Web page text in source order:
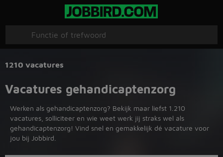
1210 vacatures
Vacatures gehandicaptenzorg
Werken als gehandicaptenzorg? Bekijk maar liefst 1.210
vacatures, solliciteer en wie weet werk jij straks wel als
gehandicaptenzorg! Vind snel en gemakkelijk dé vacature voor
jou bij Jobbird.